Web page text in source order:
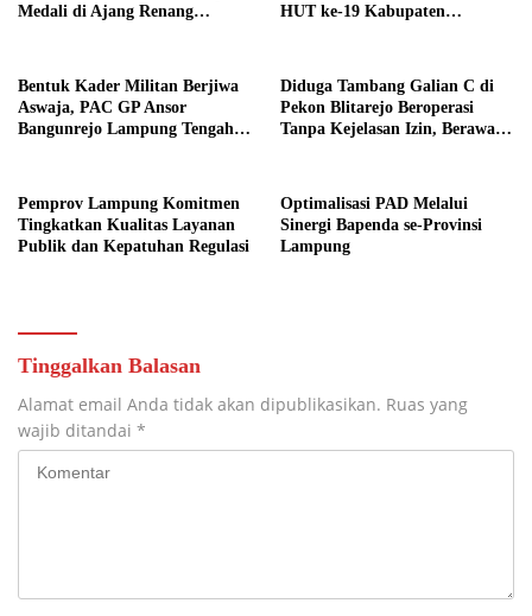
Medali di Ajang Renang
HUT ke-19 Kabupaten
Bentuk Kader Militan Berjiwa
Aswaja, PAC GP Ansor
Bangunrejo Lampung Tengah
Diduga Tambang Galian C di
Pekon Blitarejo Beroperasi
Tanpa Kejelasan Izin, Berawal
Polda Lampung
Pemprov Lampung Komitmen
Tingkatkan Kualitas Layanan
Publik dan Kepatuhan Regulasi
Optimalisasi PAD Melalui
Sinergi Bapenda se-Provinsi
Lampung
Tinggalkan Balasan
Alamat email Anda tidak akan dipublikasikan. Ruas yang
wajib ditandai *